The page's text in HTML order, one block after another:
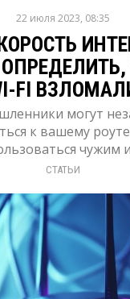
22 июля 2023, 08:35
FI
могут
к вашему
чужим
СТАТЬИ